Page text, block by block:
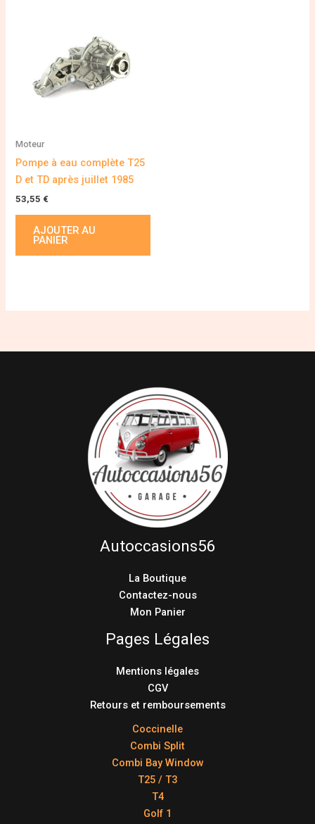
Moteur
Pompe à eau complète T25
D et TD après juillet 1985
53,55 €
AJOUTER AU
PANIER
Autoccasions56
La Boutique
Contactez-nous
Mon Panier
Pages Légales
Mentions légales
CGV
Retours et remboursements
Coccinelle
Combi Split
Combi Bay Window
T25 / T3
T4
Golf 1